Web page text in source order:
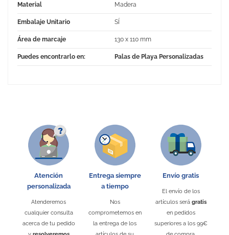
Material Madera
Embalaje Unitario SÍ
Área de marcaje 130 x 110 mm
Puedes encontrarlo en: Palas de Playa Personalizadas
Atención
personalizada
Atenderemos
cualquier consulta
acerca de tu pedido
Entrega siempre
a tiempo
Nos
comprometemos en
la entrega de los
Envío gratis
El envío de los
artículos será gratis
en pedidos
superiores a los 99€